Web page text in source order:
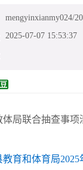
mengyinxianmy024/
2025-07-07 15:53:37
体局联合抽查事项
教育和体育局